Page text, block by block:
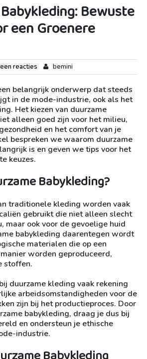
Bewuste
een Groenere
reacties bemini
belangrijk onderwerp dat steeds
in de mode-industrie, ook als het
Het kiezen van duurzame
alleen goed zijn voor het milieu,
en het comfort van je
bespreken we waarom duurzame
is en geven we tips voor het
keuzes.
Babykleding?
traditionele kleding worden vaak
gebruikt die niet alleen slecht
maar ook voor de gevoelige huid
babykleding daarentegen wordt
materialen die op een
worden geproduceerd,
stoffen.
duurzame kleding vaak rekening
arbeidsomstandigheden voor de
zijn bij het productieproces. Door
babykleding, draag je dus bij
en ondersteun je ethische
industrie.